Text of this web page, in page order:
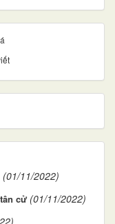
(01/11/2022)
cử (01/11/2022)